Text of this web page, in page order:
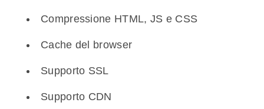
Compressione HTML, JS e CSS
Cache del browser
Supporto SSL
Supporto CDN